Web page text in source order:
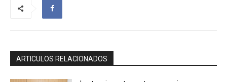
ARTICULOS RELACIONADOS